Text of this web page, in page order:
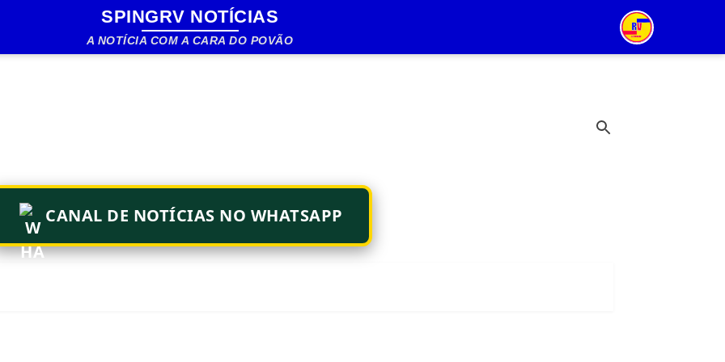
Pular para o conteúdo principal
SPINGRV NOTÍCIAS
A NOTÍCIA COM A CARA DO POVÃO
CANAL DE NOTÍCIAS NO WHATSAPP